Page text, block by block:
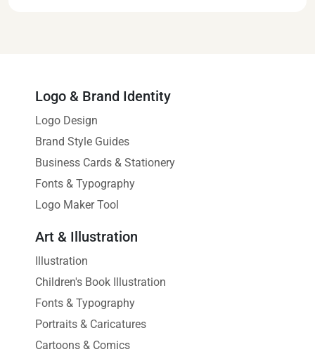
Logo & Brand Identity
Logo Design
Brand Style Guides
Business Cards & Stationery
Fonts & Typography
Logo Maker Tool
Art & Illustration
Illustration
Children's Book Illustration
Fonts & Typography
Portraits & Caricatures
Cartoons & Comics